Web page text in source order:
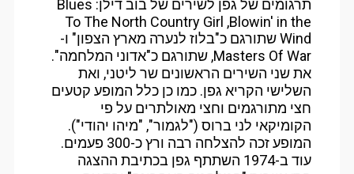
תרגומים של גפן לשירים של בוב דילן: Blues
To The North Country Girl ,Blowin' in the
Wind שתורגם כ"בלוז לנערה מארץ הצפון" ו-
Masters Of War, שתורגם כ"אדוני המלחמה".
את שני השירים הראשונים שר ליטני, ואת
השלישי הקריא גפן. כמו כן כלל המופע קטעים
חצי מתורגמים וחצי מאולתרים על פי
הקומיקאי לני ברוס ("לגמור", "מיהו יהודי").
המופע זכה להצלחה רבה ורץ כ-300 פעמים.
עוד ב-1974 השתתף גפן בכתיבת ההצגה